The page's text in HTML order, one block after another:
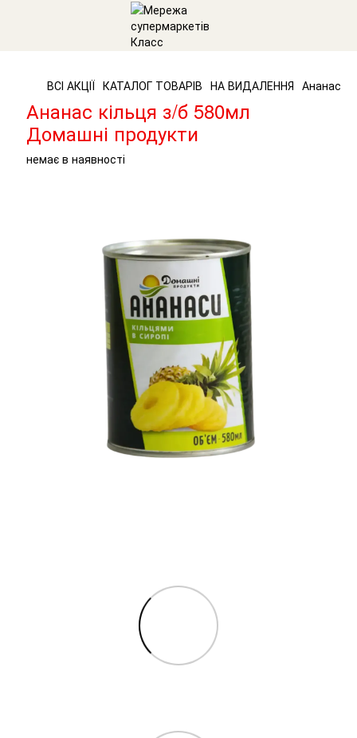
ВСІ АКЦІЇ КАТАЛОГ ТОВАРІВ НА ВИДАЛЕННЯ Ананас
Ананас кільця з/б 580мл
Домашні продукти
немає в наявності